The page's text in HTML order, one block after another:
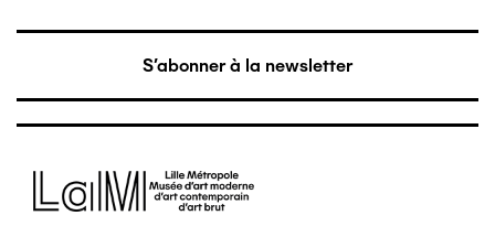
S'abonner à la newsletter
Image